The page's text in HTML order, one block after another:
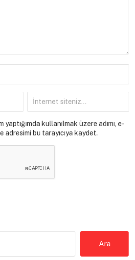
kullanılmak üzere adımı, e-
adresimi bu tarayıcıya kaydet.
Ara